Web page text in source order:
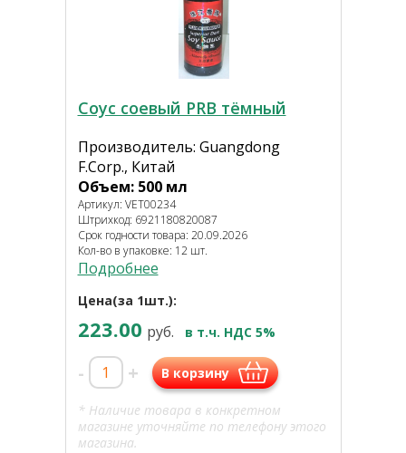
Соус соевый PRB тёмный
Производитель: Guangdong
F.Corp., Китай
Объем: 500 мл
Артикул: VET00234
Штрихкод: 6921180820087
Срок годности товара: 20.09.2026
Кол-во в упаковке: 12 шт.
Подробнее
Цена(за 1шт.):
223.00 руб. в т.ч. НДС 5%
- + В корзину
* Наличие товара в конкретном
магазине уточняйте по телефону этого
магазина.